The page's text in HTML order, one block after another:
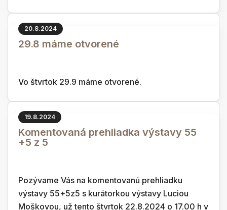
20.8.2024
29.8 máme otvorené
Vo štvrtok 29.9 máme otvorené.
19.8.2024
Komentovaná prehliadka výstavy 55
+5 z 5
Pozývame Vás na komentovanú prehliadku
výstavy 55+5z5 s kurátorkou výstavy Luciou
Moškovou, už tento štvrtok 22.8.2024 o 17.00 h v